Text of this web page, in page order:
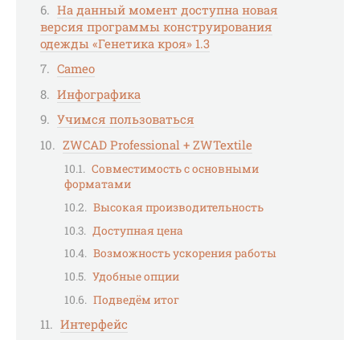
На данный момент доступна новая
версия программы конструирования
одежды «Генетика кроя» 1.3
Cameo
Инфографика
Учимся пользоваться
ZWCAD Professional + ZWTextile
Совместимость с основными
форматами
Высокая производительность
Доступная цена
Возможность ускорения работы
Удобные опции
Подведём итог
Интерфейс